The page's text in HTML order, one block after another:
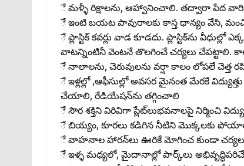
మళ్ళీ రిక్షాలను, ఆహ్వానించాలి. తద్వారా పేద
ఇంటి బయట పావురాలకు కాస్త ధాన్యం వేసి, మంచి
ప్లాస్టిక్‌ కవర్లు వాడ కూడదు. ప్లాస్టిక్‌ను
వాటన్నింటినీ వెంటనే తొలగించే చర్యలు
నాలాలను, చెరువులను వర్షా కాలం లోపలే చెత్త
ఇళ్లల్లో ,ఆఫీసుల్లో అవసర మైనంత మేరకే
చేయాలి, రేడియేషన్‌ను తగ్గించాలి
సౌర శక్తిని విరివిగా ప్లేట్‌లుభవనాలపై నిర్మించి
బియ్యం, కూరలు కడిగిన నీటిని మొక్కలకు
వాహనాల హారన్‌లు ఊరికే మోగించ కుండా
ఇళ్ళ మధ్యలో, మైదానాల్లో పార్క్‌లు